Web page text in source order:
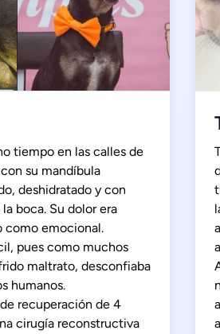
tiempo en las calles de
su mandíbula
deshidratado y con
boca. Su dolor era
como emocional.
pues como muchos
maltrato, desconfiaba
humanos.
recuperación de 4
cirugía reconstructiva